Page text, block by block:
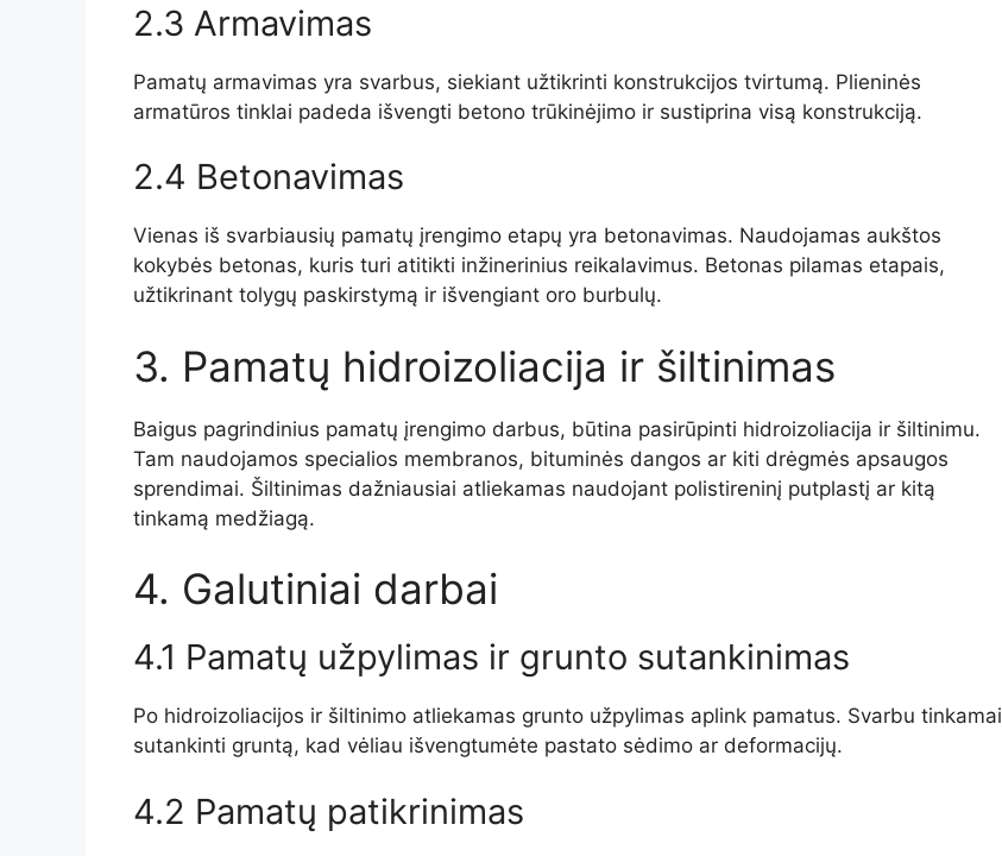
2.3 Armavimas
Pamatų armavimas yra svarbus, siekiant užtikrinti konstrukcijos tvirtumą. Plieninės
armatūros tinklai padeda išvengti betono trūkinėjimo ir sustiprina visą konstrukciją.
2.4 Betonavimas
Vienas iš svarbiausių pamatų įrengimo etapų yra betonavimas. Naudojamas aukštos
kokybės betonas, kuris turi atitikti inžinerinius reikalavimus. Betonas pilamas etapais,
užtikrinant tolygų paskirstymą ir išvengiant oro burbulų.
3. Pamatų hidroizoliacija ir šiltinimas
Baigus pagrindinius pamatų įrengimo darbus, būtina pasirūpinti hidroizoliacija ir šiltinimu.
Tam naudojamos specialios membranos, bituminės dangos ar kiti drėgmės apsaugos
sprendimai. Šiltinimas dažniausiai atliekamas naudojant polistireninį putplastį ar kitą
tinkamą medžiagą.
4. Galutiniai darbai
4.1 Pamatų užpylimas ir grunto sutankinimas
Po hidroizoliacijos ir šiltinimo atliekamas grunto užpylimas aplink pamatus. Svarbu tinkamai
sutankinti gruntą, kad vėliau išvengtumėte pastato sėdimo ar deformacijų.
4.2 Pamatų patikrinimas